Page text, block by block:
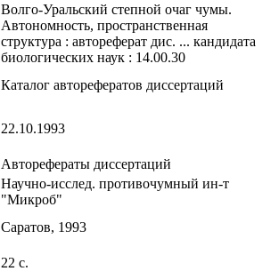
Волго-Уральский степной очаг чумы.
Автономность, пространственная
структура : автореферат дис. ... кандидата
биологических наук : 14.00.30
Каталог авторефератов диссертаций
22.10.1993
Авторефераты диссертаций
Научно-исслед. противочумный ин-т
"Микроб"
Саратов, 1993
22 с.